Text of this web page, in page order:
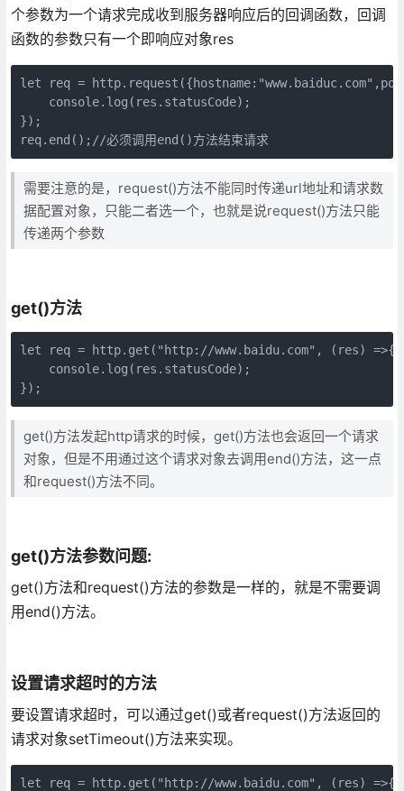
个参数为一个请求完成收到服务器响应后的回调函数，回调
函数的参数只有一个即响应对象res
let req =
    console.log(res.statusCode);
});
req.end();//必须调用end()方法结束请求
需要注意的是，request()方法不能同时传递url地址和请求数
据配置对象，只能二者选一个，也就是说request()方法只能
传递两个参数
get()方法
let req = http.get("http://www.baidu.com", (res) =>{
    console.log(res.statusCode);
});
get()方法发起http请求的时候，get()方法也会返回一个请求
对象，但是不用通过这个请求对象去调用end()方法，这一点
和request()方法不同。
get()方法参数问题:
get()方法和request()方法的参数是一样的，就是不需要调
用end()方法。
设置请求超时的方法
要设置请求超时，可以通过get()或者request()方法返回的
请求对象setTimeout()方法来实现。
let req = http.get("http://www.baidu.com", (res) =>{